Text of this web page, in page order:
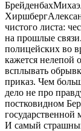
чистого листа:
на прошлые
полицейских во
кажется нелепой
всплывать
приказ. Чем
дело не про
постковидном
государственной
И самый